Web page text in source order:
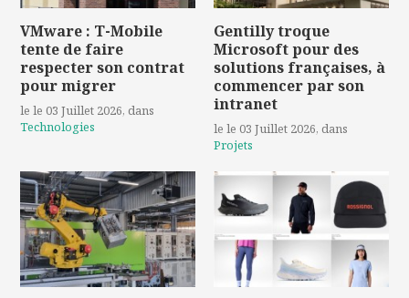
VMware : T-Mobile
tente de faire
respecter son contrat
pour migrer
le le 03 Juillet 2026, dans
Technologies
Gentilly troque
Microsoft pour des
solutions françaises, à
commencer par son
intranet
le le 03 Juillet 2026, dans
Projets